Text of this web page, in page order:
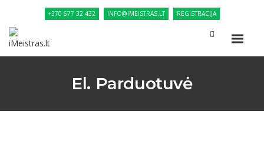
+370 677 32 432 INFO@IMEISTRAS.LT REGISTRACIJA
El. Parduotuvė